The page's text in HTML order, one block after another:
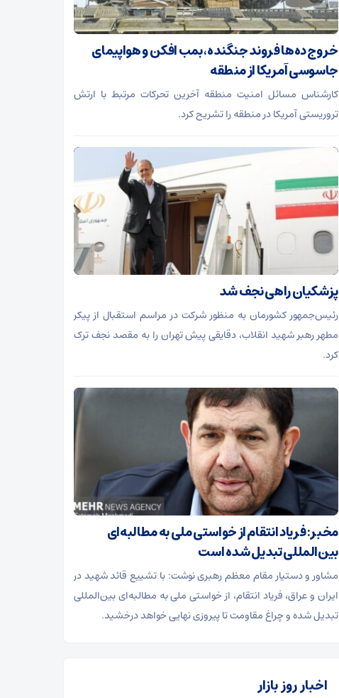
خروج ده‌ها فروند جنگنده، بمب افکن و هواپیمای
جاسوسی آمریکا از منطقه
کارشناس مسائل امنیت منطقه آخرین تحرکات مرتبط با ارتش
تروریستی آمریکا در منطقه را تشریح کرد.
پزشکیان راهی نجف شد
رئیس‌جمهور کشورمان به منظور شرکت در مراسم استقبال از پیکر
مطهر رهبر شهید انقلاب، دقایقی پیش تهران را به مقصد نجف ترک
کرد.
مخبر: فریاد انتقام از خواستی ملی به مطالبه‌ای
بین‌المللی تبدیل شده است
مشاور و دستیار مقام معظم رهبری نوشت: با تشییع قائد شهید در
ایران و عراق، فریاد انتقام، از خواستی ملی به مطالبه‌ای بین‌المللی
تبدیل شده و چراغ مقاومت تا پیروزی نهایی خواهد درخشید.
اخبار روز بازار